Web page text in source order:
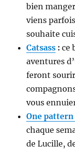
bien
viens
souhaite
Catsass :ce
aventures
feront
vous
One
chaque
de Lucille,